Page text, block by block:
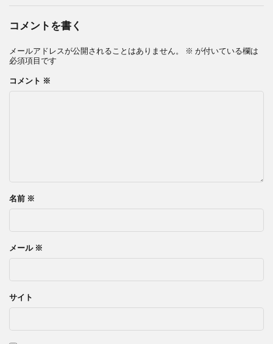
コメントを書く
メールアドレスが公開されることはありません。 ※ が付いている欄は
必須項目です
コメント ※
名前 ※
メール ※
サイト